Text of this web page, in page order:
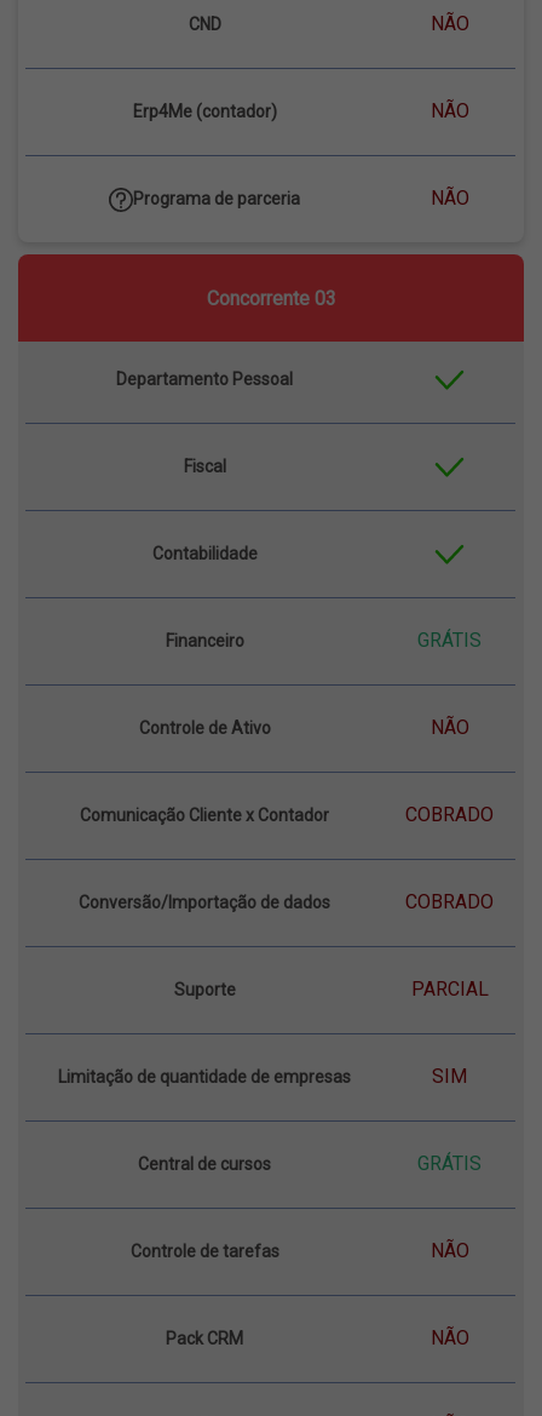
CND NÃO
Erp4Me (contador) NÃO
Programa de parceria NÃO
Concorrente 03
Departamento Pessoal
Fiscal
Contabilidade
Financeiro GRÁTIS
Controle de Ativo NÃO
Comunicação Cliente x Contador COBRADO
Conversão/Importação de dados COBRADO
Suporte PARCIAL
Limitação de quantidade de empresas SIM
Central de cursos GRÁTIS
Controle de tarefas NÃO
Pack CRM NÃO